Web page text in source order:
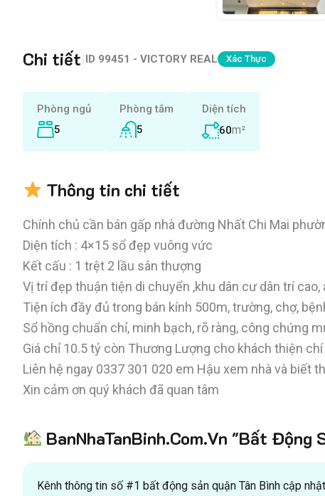
Chi tiết ID 99451 - VICTORY REAL Xác Thực
Phòng ngủ
5
Phòng tắm
5
Diện tích
60m²
Thông tin chi tiết
Chính chủ cần bán gấp nhà đường Nhất Chi Mai
Diện tích : 4×15 sổ đẹp vuông vức
Kết cấu : 1 trệt 2 lầu sân thượng
Vị trí đẹp thuận tiện di chuyển ,khu dân cư dân trí cao,
Tiện ích đầy đủ trong bán kính 500m, trường, chợ,
Sổ hồng chuẩn chỉ, minh bạch, rõ ràng, công chứng
Giá chỉ 10.5 tỷ còn Thương Lượng cho khách thiện chí
Liên hệ ngay 0337 301 020 em Hậu xem nhà và biết
Xin cảm ơn quý khách đã quan tâm
BanNhaTanBinh.Com.Vn "Bất Động
Kênh thông tin số #1 bất động sản quận Tân Bình cập